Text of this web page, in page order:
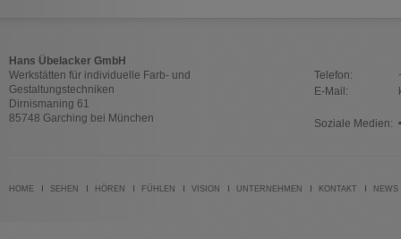
Hans Übelacker GmbH
Werkstätten für individuelle Farb- und
Gestaltungstechniken
Dirnismaning 61
85748 Garching bei München
Telefon:
E-Mail:
Soziale Medien:
HOME SEHEN HÖREN FÜHLEN VISION UNTERNEHMEN KONTAKT NEWS